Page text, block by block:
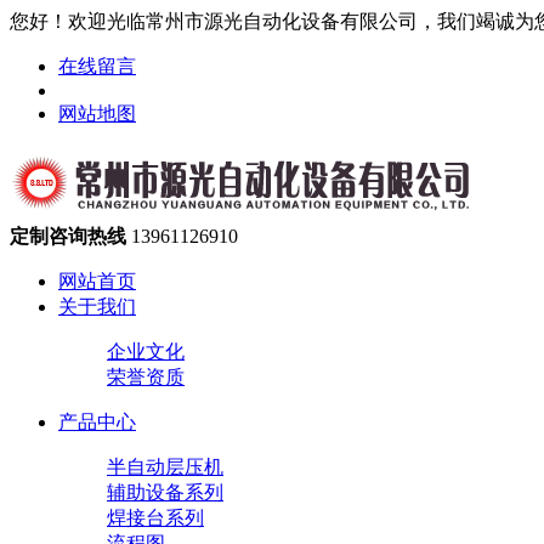
您好！欢迎光临常州市源光自动化设备有限公司，我们竭诚为
在线留言
网站地图
定制咨询热线 13961126910
网站首页
关于我们
企业文化
荣誉资质
产品中心
半自动层压机
辅助设备系列
焊接台系列